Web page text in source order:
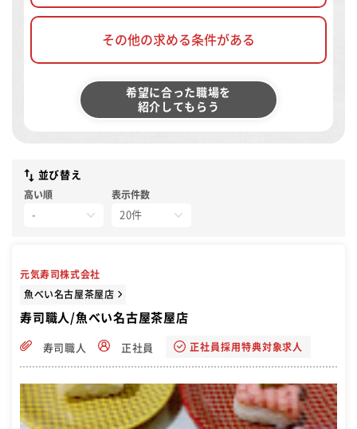
その他の求める条件がある
希望に合った職場を
紹介してもらう
並び替え
高い順 表示件数
元気寿司株式会社
魚べい名古屋茶屋店
寿司職人/魚べい名古屋茶屋店
寿司職人 正社員 正社員採用特典対象求人